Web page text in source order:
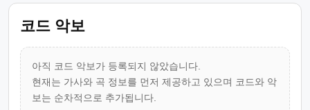
코드 악보
아직 코드 악보가 등록되지 않았습니다.
현재는 가사와 곡 정보를 먼저 제공하고 있으며 코드와 악
보는 순차적으로 추가됩니다.